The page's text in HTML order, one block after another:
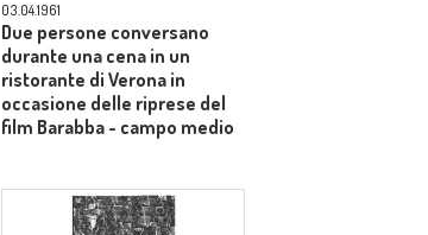
03.04.1961
Due persone conversano
durante una cena in un
ristorante di Verona in
occasione delle riprese del
film Barabba - campo medio